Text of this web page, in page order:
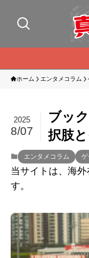
ホーム エンタメコラム
ブッ
択肢
2025
8/07
エンタメコラム ゲ
当サイトは、海
す。